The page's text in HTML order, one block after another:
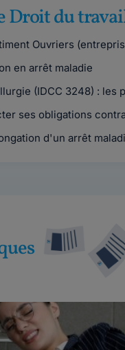
Droit du
Ouvriers
en arrêt maladie
(IDCC 3248) : les
ses obligations
d'un arrêt